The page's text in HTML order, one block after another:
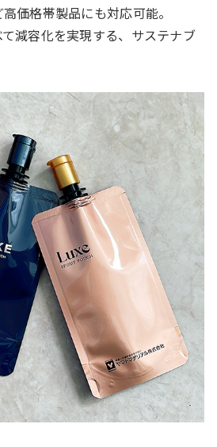
価格帯製品にも対応可能。
減容化を実現する、サステナブ